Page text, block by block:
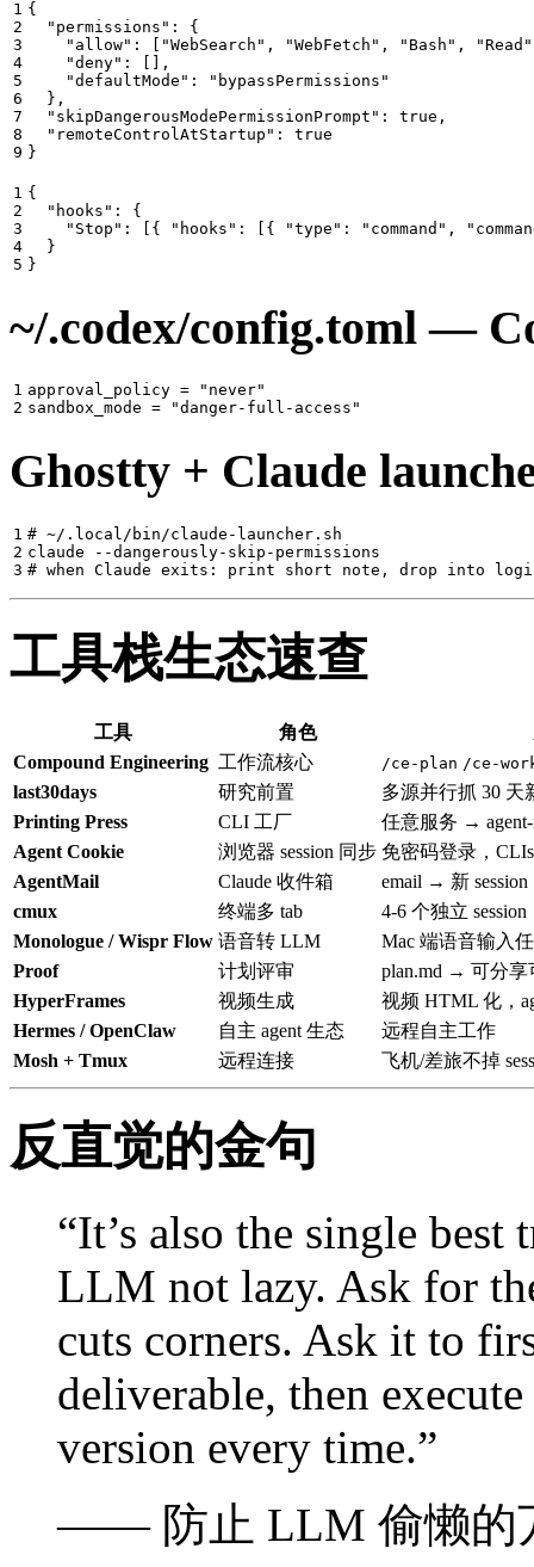
1
2
3
4
5
6
7
8
{
"permissions" :
{
"allow" : "WebSearch" , "WebFetch" , "Bash" , "Read"
"deny" :
[],
"defaultMode" :
"bypassPermissions"
},
"skipDangerousModePermissionPrompt" : true ,
"remoteControlAtStartup" :
true
}
1
2
3
4
{
"hooks" :
{
"Stop" : [{ "hooks" : [{ "type" : "command" ,
}
}
~/.codex/config.toml —
1 approval_policy =
"never"
sandbox_mode = "danger-full-access"
Ghostty + Claude
1
2
# ~/.local/bin/claude-launcher.sh
claude
--dangerously-skip-permissions
# when Claude exits: print short note, drop into
工具栈生态速查
工具 角色
Compound Engineering 工作流核心 /ce-plan /ce-
last30days 研究前置
多源并行抓 30 天
Printing Press
CLI 工厂
任意服务 →
Agent Cookie
浏览器 session 同步 免密码登录，
AgentMail
Claude 收件箱
email → 新
cmux
终端多 tab
4-6 个独立 session
Monologue / Wispr Flow 语音转 LLM
Mac 端语音输入
Proof
计划评审
plan.md → 可分享
HyperFrames
视频生成
视频 HTML 化，
Hermes / OpenClaw
自主 agent 生态
远程自主工作
Mosh + Tmux
远程连接 飞机/差旅不掉
反直觉的金句
“It’s also the single
LLM not lazy. Ask for
cuts corners. Ask it to
deliverable, then
version every time.”
—— 防止 LLM 偷懒的